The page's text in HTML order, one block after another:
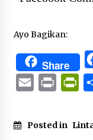
Ayo Bagikan:
Share
Email Print
Posted in